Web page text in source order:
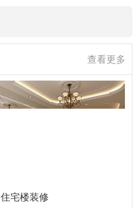
查看更多
住宅楼装修